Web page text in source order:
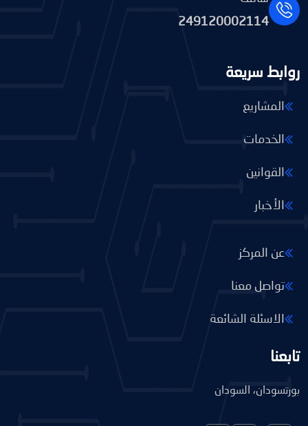
249120002114
روابط سريعة
المشاريع
الخدمات
القوانين
الأخبار
عن المركز
تواصل معنا
الاسئلة الشائعة
تابعنا
بورتسودان، السودان